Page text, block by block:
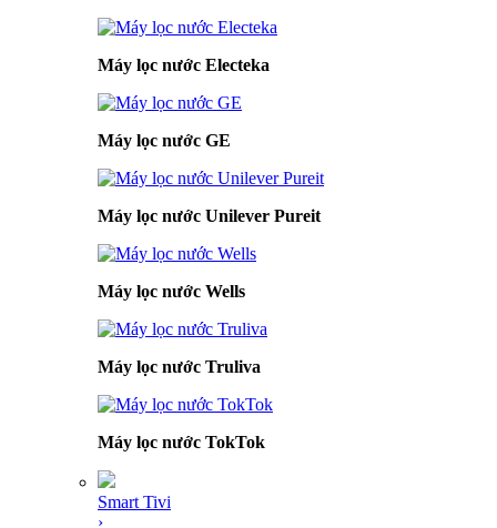
Máy lọc nước Electeka
Máy lọc nước GE
Máy lọc nước Unilever Pureit
Máy lọc nước Wells
Máy lọc nước Truliva
Máy lọc nước TokTok
Smart Tivi
›